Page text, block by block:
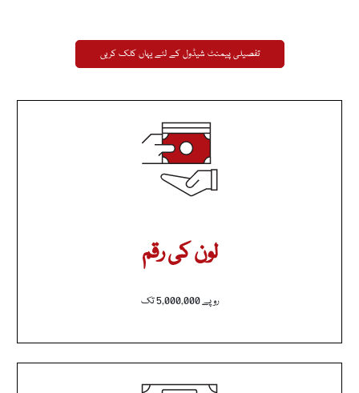
تفصیلی پیمنٹ شیڈول کے لئے یہاں کلک کریں
لون کی رقم
روپے 5,000,000 تک